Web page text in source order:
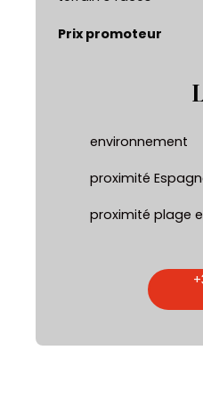
Prix promoteur
environnement
proximité
proximité plage